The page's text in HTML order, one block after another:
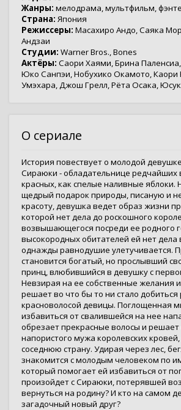
Жанры: мелодрама,мультфильм,
Страна: Япония
Режиссеры: Масахиро Андо,Саяка
Андзаи
Студии: Warner Bros.,Bones
Актёры: Саори Хаями,Брина Паленсиа,
Юко Санпэи,Нобухико Окамото,Каори
Умэхара,Джош Грелл,Рёта Осака,
О сериале
История повествует о молодой
Cираюки - обладательнице редчайших
красных, как спелые наливные яблоки.
щедрый подарок природы, писаную и
красоту, девушка ведет образ жизни
которой нет дела до роскошного
возвышающегося посреди ее родного
высокородных обитателей ей нет дела
однажды равнодушие улетучивается.
становится богатый, но прослывший
принц, влюбившийся в девушку с
Невзирая на ее собственные желания
решает во что бы то ни стало
красноволосой девицы. Поглощенная
избавиться от свалившейся на нее
обрезает прекрасные волосы и решает
напористого мужа королевских
соседнюю страну. Удирая через лес,
знакомится с молодым человеком по
который помогает ей избавиться от
произойдет с Cираюки, потерявшей
вернуться на родину? И кто на самом
загадочный новый друг?